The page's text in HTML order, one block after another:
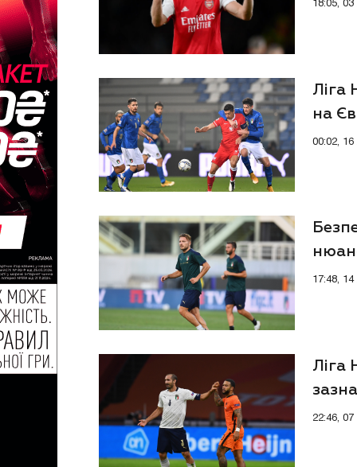
18:05,
Ліга
на
00:02,
17:48,
Ліга
22:46,